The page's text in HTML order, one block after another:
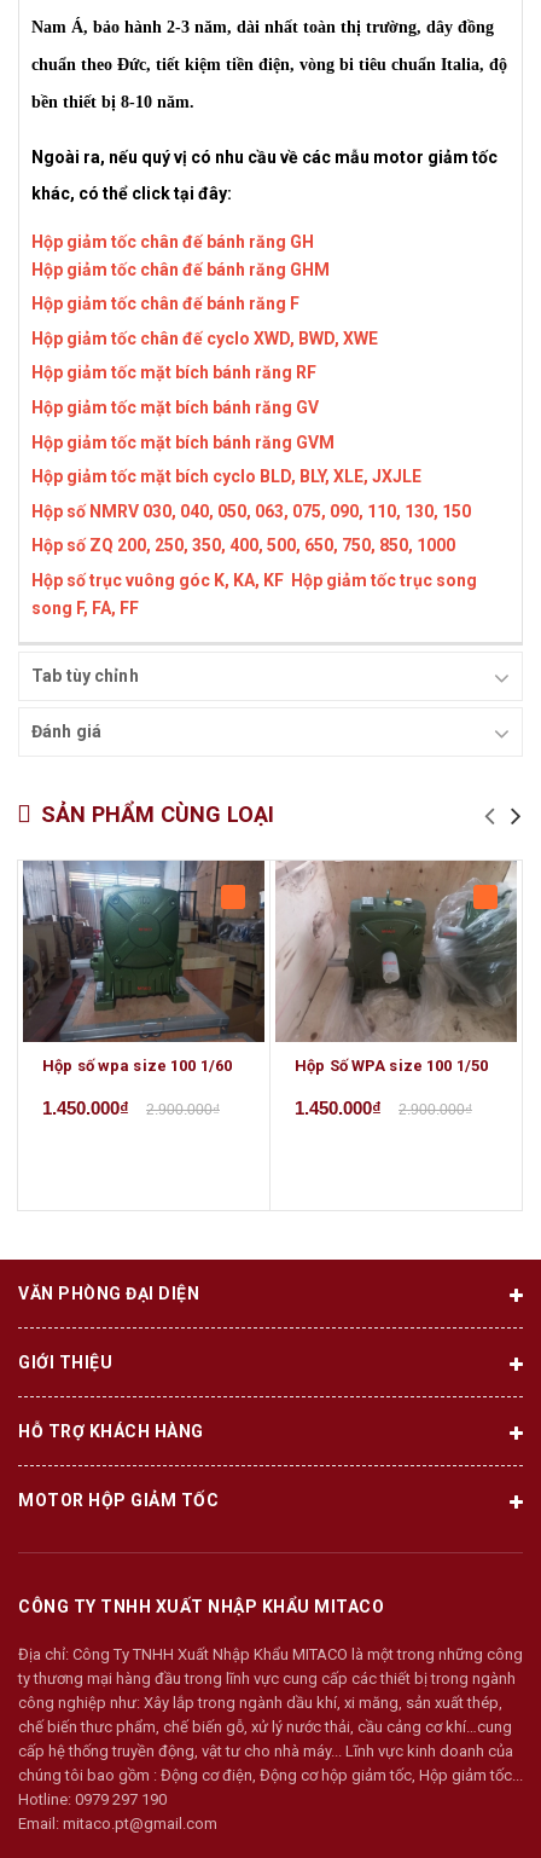
Nam Á, bảo hành 2-3 năm, dài nhất toàn thị trường, dây đồng
chuẩn theo Đức, tiết kiệm tiền điện, vòng bi tiêu chuẩn Italia, độ
bền thiết bị 8-10 năm.
Ngoài ra, nếu quý vị có nhu cầu về các mẫu motor giảm tốc
khác, có thể click tại đây:
Hộp giảm tốc chân đế bánh răng GH
Hộp giảm tốc chân đế bánh răng GHM
Hộp giảm tốc chân đế bánh răng F
Hộp giảm tốc chân đế cyclo XWD, BWD, XWE
Hộp giảm tốc mặt bích bánh răng RF
Hộp giảm tốc mặt bích bánh răng GV
Hộp giảm tốc mặt bích bánh răng GVM
Hộp giảm tốc mặt bích cyclo BLD, BLY, XLE, JXJLE
Hộp số NMRV 030, 040, 050, 063, 075, 090, 110, 130, 150
Hộp số ZQ 200, 250, 350, 400, 500, 650, 750, 850, 1000
Hộp số trục vuông góc K, KA, KF Hộp giảm tốc trục song
song F, FA, FF
Tab tùy chỉnh
Đánh giá
SẢN PHẨM CÙNG LOẠI
Hộp số wpa size 100 1/60
1.450.000₫ 2.900.000₫
Hộp Số WPA size 100 1/50
1.450.000₫ 2.900.000₫
VĂN PHÒNG ĐẠI DIỆN
GIỚI THIỆU
HỖ TRỢ KHÁCH HÀNG
MOTOR HỘP GIẢM TỐC
CÔNG TY TNHH XUẤT NHẬP KHẨU MITACO
Địa chỉ: Công Ty TNHH Xuất Nhập Khẩu MITACO là một trong những công
ty thương mại hàng đầu trong lĩnh vực cung cấp các thiết bị trong ngành
công nghiệp như: Xây lắp trong ngành dầu khí, xi măng, sản xuất thép,
chế biến thưc phẩm, chế biến gỗ, xử lý nước thải, cầu cảng cơ khí…cung
cấp hệ thống truyền động, vật tư cho nhà máy... Lĩnh vực kinh doanh của
chúng tôi bao gồm : Động cơ điện, Động cơ hộp giảm tốc, Hộp giảm tốc...
Hotline: 0979 297 190
Email: mitaco.pt@gmail.com